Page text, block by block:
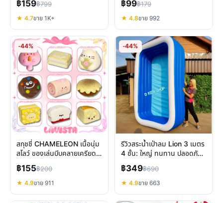
฿159฿799
★ 4.7ขาย 1K+
฿99฿179
★ 4.8ขาย 992
-44%
สกุชชี่ CHAMELEON เนื้อนุ่ม
สโลว์ ของเล่นบีบคลายเครียด
กลิ่นหอมน่ารัก
฿155฿200
★ 4.9ขาย 911
-44%
รีวิวสระน้ำเป่าลม Lion 3 เมตร
4 ชั้น: ใหญ่ ทนทาน ปลอดภัย
สำหรับครอบครัว
฿349฿690
★ 4.9ขาย 663